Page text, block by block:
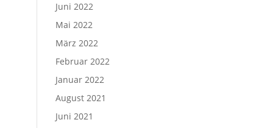
Juni 2022
Mai 2022
März 2022
Februar 2022
Januar 2022
August 2021
Juni 2021